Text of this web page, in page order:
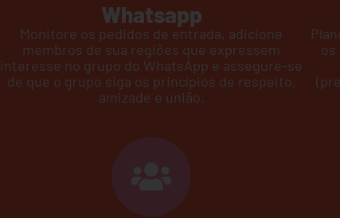
Whatsapp
Monitore os pedidos de entrada, adicione
membros de sua regiões que expressem
interesse no grupo do WhatsApp e assegure-se
de que o grupo siga os princípios de respeito,
amizade e união.​
os